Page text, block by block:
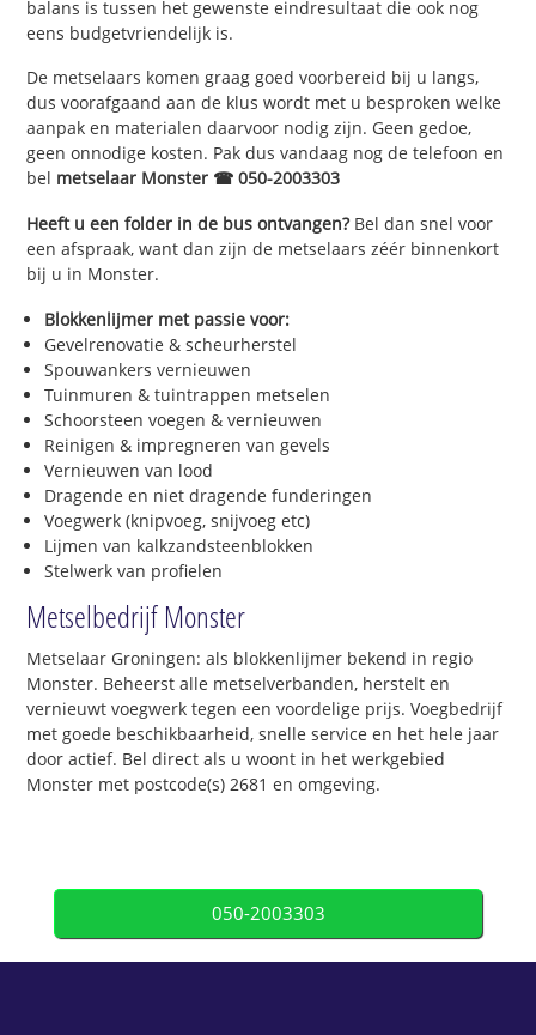
balans is tussen het gewenste eindresultaat die ook nog
eens budgetvriendelijk is.
De metselaars komen graag goed voorbereid bij u langs,
dus voorafgaand aan de klus wordt met u besproken welke
aanpak en materialen daarvoor nodig zijn. Geen gedoe,
geen onnodige kosten. Pak dus vandaag nog de telefoon en
bel metselaar Monster ☎ 050-2003303
Heeft u een folder in de bus ontvangen?Bel dan snel voor
een afspraak, want dan zijn de metselaars zéér binnenkort
bij u in Monster.
Blokkenlijmer met passie voor:
Gevelrenovatie & scheurherstel
Spouwankers vernieuwen
Tuinmuren & tuintrappen metselen
Schoorsteen voegen & vernieuwen
Reinigen & impregneren van gevels
Vernieuwen van lood
Dragende en niet dragende funderingen
Voegwerk (knipvoeg, snijvoeg etc)
Lijmen van kalkzandsteenblokken
Stelwerk van profielen
Metselbedrijf Monster
Metselaar Groningen: als blokkenlijmer bekend in regio
Monster. Beheerst alle metselverbanden, herstelt en
vernieuwt voegwerk tegen een voordelige prijs. Voegbedrijf
met goede beschikbaarheid, snelle service en het hele jaar
door actief. Bel direct als u woont in het werkgebied
Monster met postcode(s) 2681 en omgeving.
050-2003303